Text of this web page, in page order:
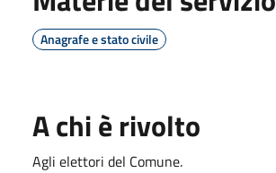
Anagrafe e stato civile
A chi è rivolto
Agli elettori del Comune.